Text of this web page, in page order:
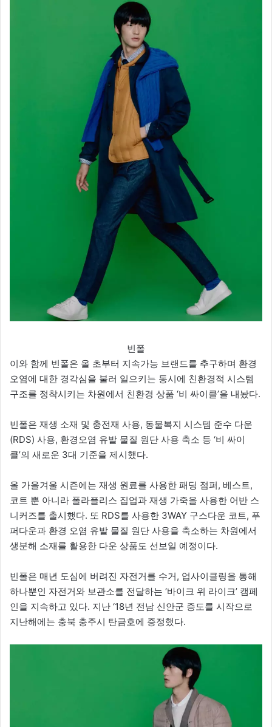
빈폴
이와 함께 빈폴은 올 초부터 지속가능 브랜드를 추구하며 환경
오염에 대한 경각심을 불러 일으키는 동시에 친환경적 시스템
구조를 정착시키는 차원에서 친환경 상품 ‘비 싸이클’을 내놨다.
빈폴은 재생 소재 및 충전재 사용, 동물복지 시스템 준수 다운
(RDS) 사용, 환경오염 유발 물질 원단 사용 축소 등 ‘비 싸이
클’의 새로운 3대 기준을 제시했다.
올 가을겨울 시즌에는 재생 원료를 사용한 패딩 점퍼, 베스트,
코트 뿐 아니라 폴라플리스 집업과 재생 가죽을 사용한 어반 스
니커즈를 출시했다. 또 RDS를 사용한 3WAY 구스다운 코트, 푸
퍼다운과 환경 오염 유발 물질 원단 사용을 축소하는 차원에서
생분해 소재를 활용한 다운 상품도 선보일 예정이다.
빈폴은 매년 도심에 버려진 자전거를 수거, 업사이클링을 통해
하나뿐인 자전거와 보관소를 전달하는 ‘바이크 위 라이크’ 캠페
인을 지속하고 있다. 지난 ‘18년 전남 신안군 증도를 시작으로
지난해에는 충북 충주시 탄금호에 증정했다.